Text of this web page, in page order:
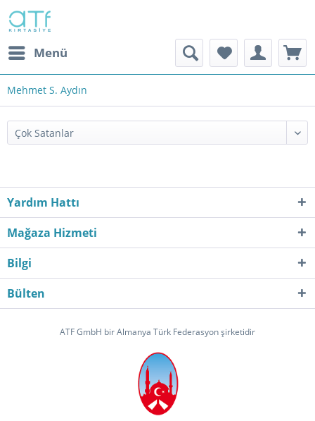
Menü
Mehmet S. Aydın
Yardım Hattı
Mağaza Hizmeti
Bilgi
Bülten
ATF GmbH bir Almanya Türk Federasyon şirketidir